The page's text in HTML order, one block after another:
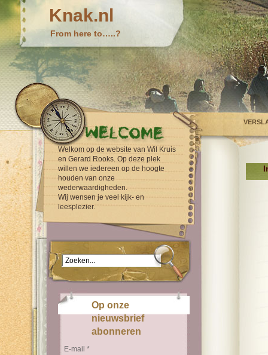
Knak.nl
From here to…..?
Welkom op de website van Wil Kruis
en Gerard Rooks. Op deze plek
willen we iedereen op de hoogte
houden van onze
wederwaardigheden.
Wij wensen je veel kijk- en
leesplezier.
Op onze
nieuwsbrief
abonneren
E-mail *